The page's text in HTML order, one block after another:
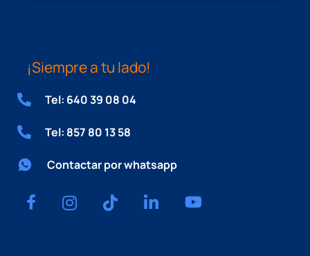
¡Siempre a tu lado!
Tel: 640 39 08 04
Tel: 857 80 13 58
Contactar por whatsapp